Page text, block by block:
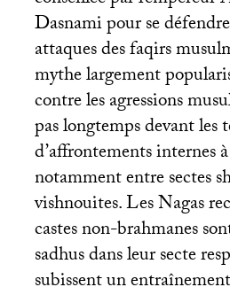
Dasnami pour se
attaques des faqirs
mythe largement
contre les agressions
pas longtemps devant les
d’affrontements internes
notamment entre sectes
vishnouites. Les Nagas
castes non-brahmanes
sadhus dans leur secte